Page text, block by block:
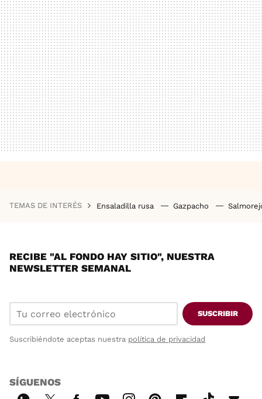
TEMAS DE INTERÉS Ensaladilla rusa Gazpacho
RECIBE "AL FONDO HAY SITIO", NUESTRA
NEWSLETTER SEMANAL
SUSCRIBIR
Suscribiéndote aceptas nuestra política de privacidad
SÍGUENOS